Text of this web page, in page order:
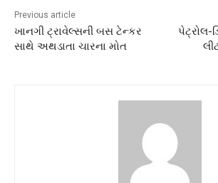
Previous article
ખાનગી ટ્રાવેલ્સની બસ ટેન્કર
સાથે અથડાતા ચારના મોત
પેટ્રોલ-